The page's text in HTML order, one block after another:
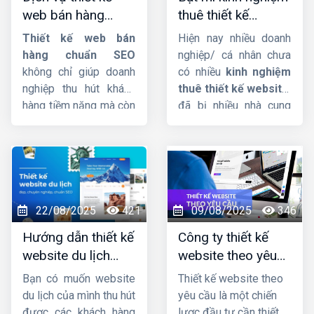
mỹ phẩm chuyên
nghiệp, hãy theo dõi
ngay bài viết sau đây
củaCông ty HIG
web bán hàng
chuẩn SEO, uy tín,
chuyên nghiệp
Thiết kế web bán
hàng chuẩn SEO
không chỉ giúp doanh
nghiệp thu hút khách
hàng tiềm năng mà còn
người dùng trên mọi
thiết bị. Một website
chuẩn SEO sẽ giúp
thương hiệu nâng cao
uy tín, cải thiện thứ
hạng tìm kiếm, từ đó
mở rộng quy mô kinh
doanh một cách bền
vững và hiệu quả.
thuê thiết kế
website chuẩn chỉ
và uy tín
Hiện nay nhiều doanh
nghiệp/ cá nhân chưa
có nhiều kinh nghiệm
thuê thiết kế website
đã bị nhiều nhà cung
thống nhất ký kết rõ
ràng. Lý do thì rất nhiều
nhưng chủ yếu là người
đi thuê không có tiêu
chí rõ ràng để chọn bên
thiết kế website uy tín
và chất lượng.
22/08/2025 421
Hướng dẫn thiết kế
website du lịch
đẹp và chuyên
nghiệp
Bạn có muốn website
du lịch của mình thu hút
09/08/2025 346
Công ty thiết kế
website theo yêu
cầu uy tín, chuyên
nghiệp
Thiết kế website theo
yêu cầu là một chiến